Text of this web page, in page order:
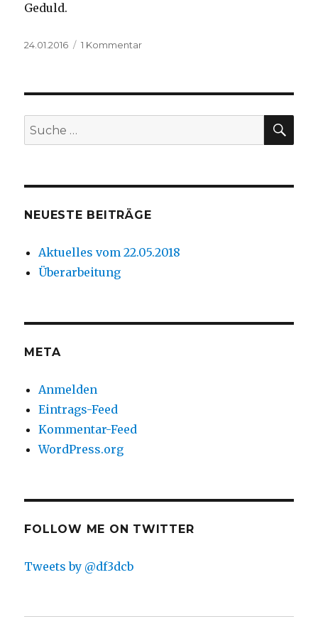
Geduld.
Veröffentlicht
24.01.2016 1 Kommentarzu
Suche
nach:
NEUESTE BEITRÄGE
Aktuelles vom 22.05.2018
Überarbeitung
META
Anmelden
Eintrags-Feed
Kommentar-Feed
WordPress.org
FOLLOW ME ON TWITTER
Tweets by @df3dcb